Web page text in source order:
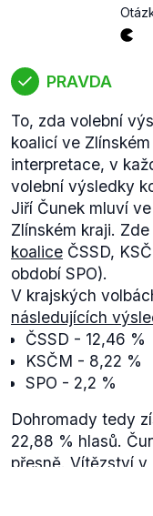
PRAVDA
To, zda volební
koalicí ve
interpretace, v
volební výsledky
Jiří Čunek mluví
Zlínském kraji.
koalice ČSSD,
období SPO).
V krajských
následujících
ČSSD - 12,46 %
KSČM - 8,22 %
SPO - 2,2 %
Dohromady tedy
22,88 % hlasů.
přesně. Vítězství v
ziskem 22,97 %,